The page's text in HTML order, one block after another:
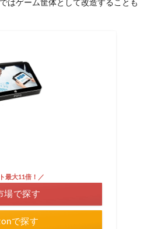
はゲーム筐体として改造することも
で探す
最大11倍！／
場で探す